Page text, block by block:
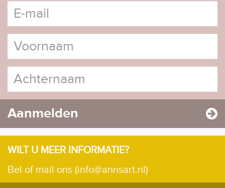
Aanmelden
WILT U MEER INFORMATIE?
Bel of mail ons (info@annsart.nl)